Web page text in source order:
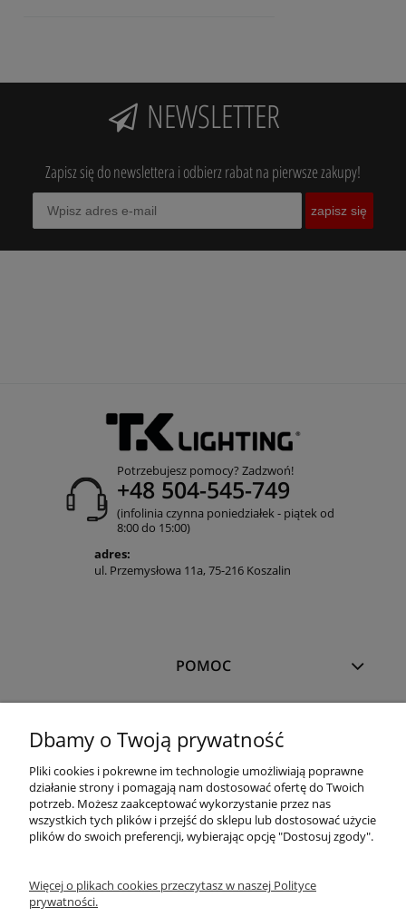
NEWSLETTER
Zapisz się do newslettera i odbierz rabat na pierwsze zakupy!
zapisz się
Potrzebujesz pomocy? Zadzwoń!
+48 504-545-749
(infolinia czynna poniedziałek - piątek od
8:00 do 15:00)
adres:
ul. Przemysłowa 11a, 75-216 Koszalin
POMOC
PŁATNOŚCI I DOSTAWA
OFERTA
Dbamy o Twoją prywatność
Pliki cookies i pokrewne im technologie umożliwiają poprawne
działanie strony i pomagają nam dostosować ofertę do Twoich
potrzeb. Możesz zaakceptować wykorzystanie przez nas
wszystkich tych plików i przejść do sklepu lub dostosować użycie
plików do swoich preferencji, wybierając opcję "Dostosuj zgody".
Więcej o plikach cookies przeczytasz w naszej Polityce
prywatności.